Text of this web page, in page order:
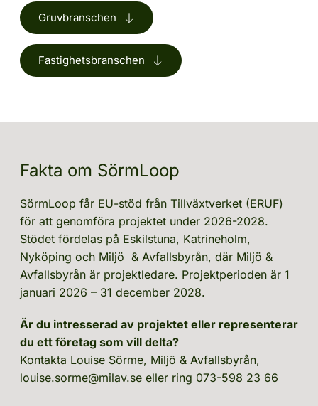
Gruvbranschen
Fastighetsbranschen
Fakta om SörmLoop
SörmLoop får EU-stöd från Tillväxtverket (ERUF)
för att genomföra projektet under 2026-2028.
Stödet fördelas på Eskilstuna, Katrineholm,
Nyköping och Miljö  & Avfallsbyrån, där Miljö &
Avfallsbyrån är projektledare. Projektperioden är 1
januari 2026 – 31 december 2028.
Är du intresserad av projektet eller representerar
du ett företag som vill delta?
louise.sorme@milav.se eller ring 073-598 23 66